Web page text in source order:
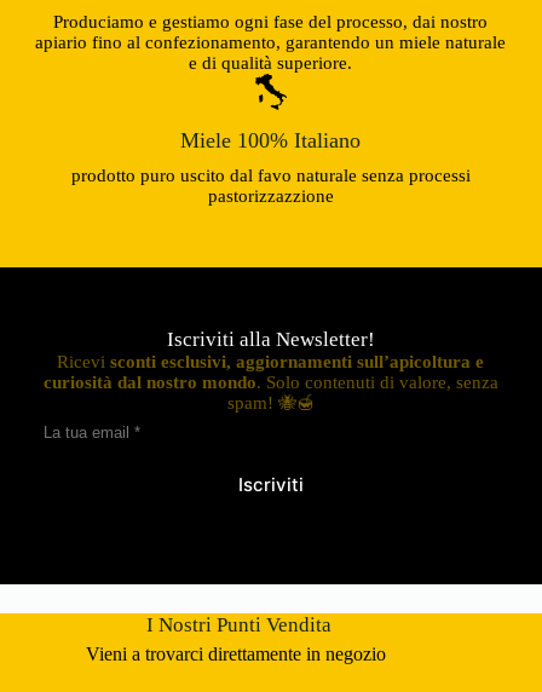
Produciamo e gestiamo ogni fase del processo, dai nostro
apiario fino al confezionamento, garantendo un miele naturale
e di qualità superiore.
Miele 100% Italiano
prodotto puro uscito dal favo naturale senza processi
pastorizzazzione
Iscriviti alla Newsletter!
Ricevisconti esclusivi, aggiornamenti sull’apicoltura e
curiosità dal nostro mondo. Solo contenuti di valore, senza
spam! 🐝🍯
Iscriviti
I Nostri Punti Vendita
Vieni a trovarci direttamente in negozio